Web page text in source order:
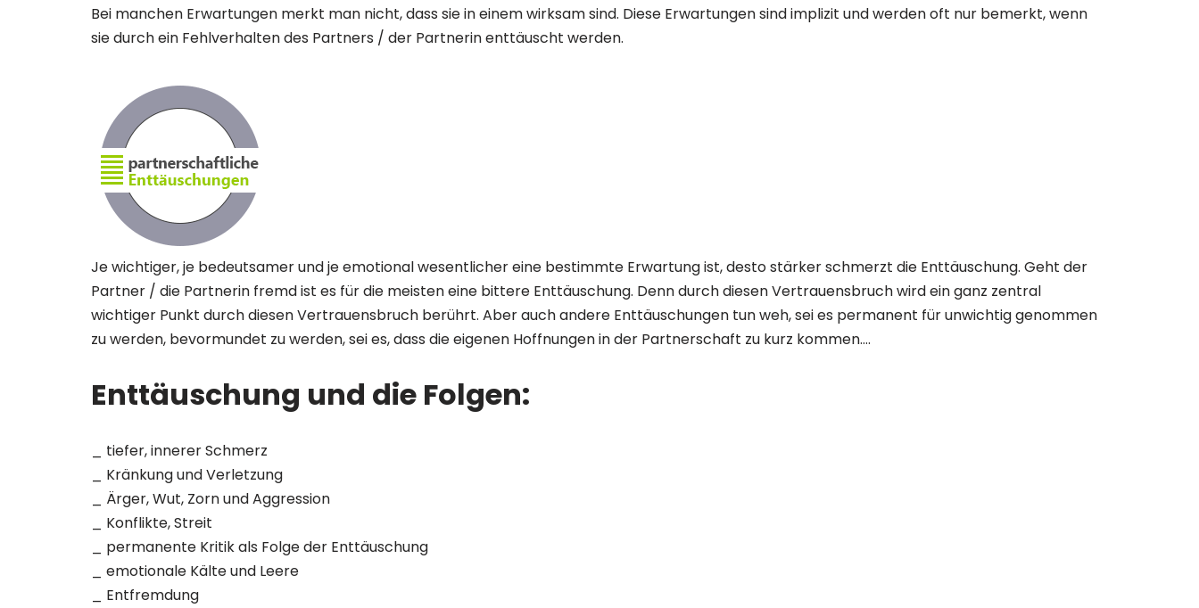
Bei manchen Erwartungen merkt man nicht, dass sie in einem wirksam sind. Diese Erwartungen sind implizit und werden oft nur bemerkt, wenn
sie durch ein Fehlverhalten des Partners / der Partnerin enttäuscht werden.
Je wichtiger, je bedeutsamer und je emotional wesentlicher eine bestimmte Erwartung ist, desto stärker schmerzt die Enttäuschung. Geht der
Partner / die Partnerin fremd ist es für die meisten eine bittere Enttäuschung. Denn durch diesen Vertrauensbruch wird ein ganz zentral
wichtiger Punkt durch diesen Vertrauensbruch berührt. Aber auch andere Enttäuschungen tun weh, sei es permanent für unwichtig genommen
zu werden, bevormundet zu werden, sei es, dass die eigenen Hoffnungen in der Partnerschaft zu kurz kommen….
Enttäuschung und die Folgen:
_ tiefer, innerer Schmerz
_ Kränkung und Verletzung
_ Ärger, Wut, Zorn und Aggression
_ Konflikte, Streit
_ permanente Kritik als Folge der Enttäuschung
_ emotionale Kälte und Leere
_ Entfremdung